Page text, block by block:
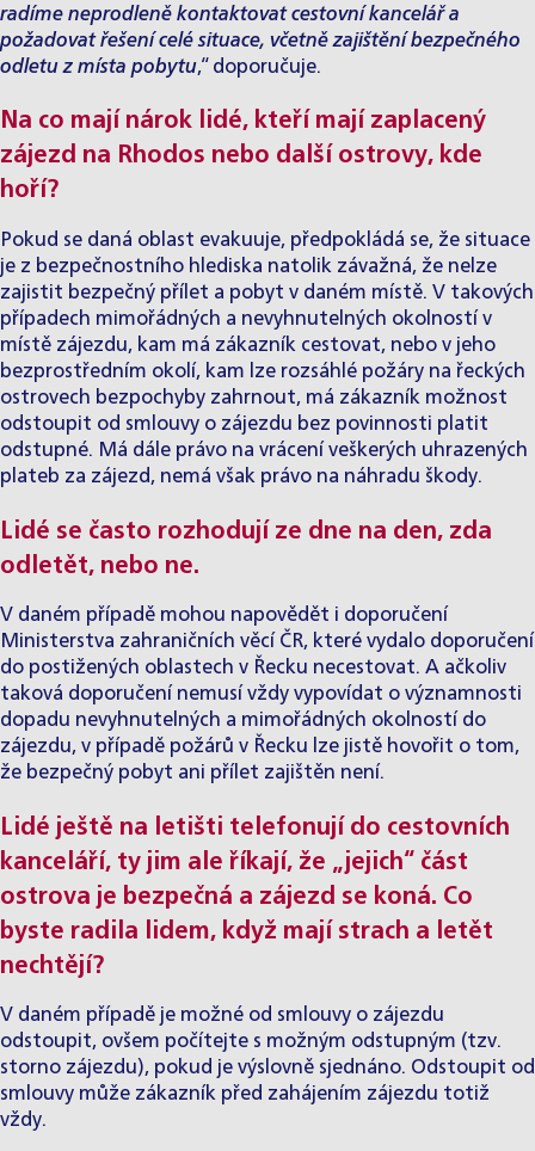
radíme neprodleně kontaktovat cestovní kancelář a
požadovat řešení celé situace, včetně zajištění bezpečného
odletu z místa pobytu,“ doporučuje.
Na co mají nárok lidé, kteří mají zaplacený
zájezd na Rhodos nebo další ostrovy, kde
hoří?
Pokud se daná oblast evakuuje, předpokládá se, že situace
je z bezpečnostního hlediska natolik závažná, že nelze
zajistit bezpečný přílet a pobyt v daném místě. V takových
případech mimořádných a nevyhnutelných okolností v
místě zájezdu, kam má zákazník cestovat, nebo v jeho
bezprostředním okolí, kam lze rozsáhlé požáry na řeckých
ostrovech bezpochyby zahrnout, má zákazník možnost
odstoupit od smlouvy o zájezdu bez povinnosti platit
odstupné. Má dále právo na vrácení veškerých uhrazených
plateb za zájezd, nemá však právo na náhradu škody.
Lidé se často rozhodují ze dne na den, zda
odletět, nebo ne.
V daném případě mohou napovědět i doporučení
Ministerstva zahraničních věcí ČR, které vydalo doporučení
do postižených oblastech v Řecku necestovat. A ačkoliv
taková doporučení nemusí vždy vypovídat o významnosti
dopadu nevyhnutelných a mimořádných okolností do
zájezdu, v případě požárů v Řecku lze jistě hovořit o tom,
že bezpečný pobyt ani přílet zajištěn není.
Lidé ještě na letišti telefonují do cestovních
kanceláří, ty jim ale říkají, že „jejich“ část
ostrova je bezpečná a zájezd se koná. Co
byste radila lidem, když mají strach a letět
nechtějí?
V daném případě je možné od smlouvy o zájezdu
odstoupit, ovšem počítejte s možným odstupným (tzv.
storno zájezdu), pokud je výslovně sjednáno. Odstoupit od
smlouvy může zákazník před zahájením zájezdu totiž
vždy.